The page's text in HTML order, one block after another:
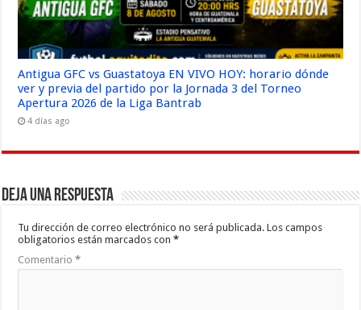
Antigua GFC vs Guastatoya EN VIVO HOY: horario dónde
ver y previa del partido por la Jornada 3 del Torneo
Apertura 2026 de la Liga Bantrab
4 días ago
Deja una respuesta
Tu dirección de correo electrónico no será publicada. Los campos
obligatorios están marcados con*
Comentario*